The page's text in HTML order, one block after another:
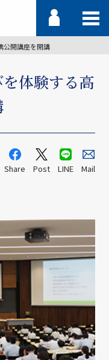
公開講座を開講
体験する高
Share Post LINE Mail